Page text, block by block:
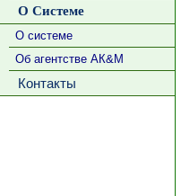
О Системе
О системе
Об агентстве АК&М
Контакты